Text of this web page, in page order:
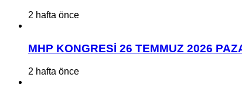
2 hafta önce
MHP KONGRESİ 26 TEMMUZ 2026
2 hafta önce